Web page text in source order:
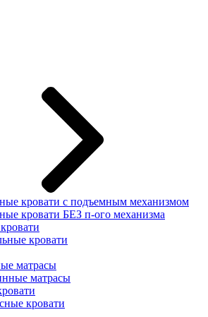
кровати с подъемным механизмом
кровати БЕЗ п-ого механизма
кровати
матрасы
матрасы
кровати